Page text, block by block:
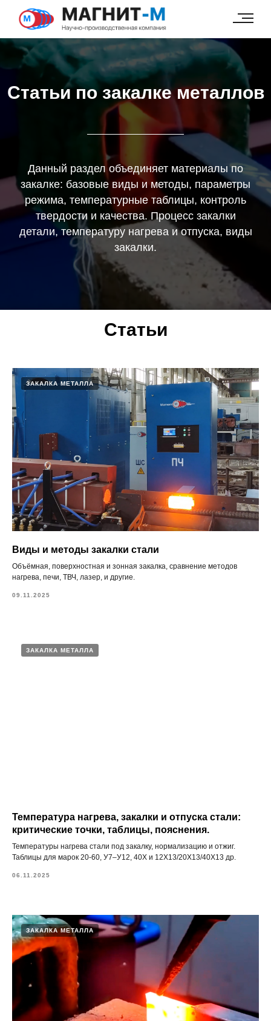
49e52ab7c347b60c
Статьи по закалке металлов
Данный раздел объединяет материалы по
закалке: базовые виды и методы, параметры
режима, температурные таблицы, контроль
твердости и качества. Процесс закалки
детали, температуру нагрева и отпуска, виды
закалки.
Статьи
ЗАКАЛКА МЕТАЛЛА
Виды и методы закалки стали
Объёмная, поверхностная и зонная закалка, сравнение методов
нагрева, печи, ТВЧ, лазер, и другие.
09.11.2025
ЗАКАЛКА МЕТАЛЛА
Температура нагрева, закалки и отпуска стали:
критические точки, таблицы, пояснения.
Температуры нагрева стали под закалку, нормализацию и отжиг.
Таблицы для марок 20-60, У7–У12, 40Х и 12Х13/20Х13/40Х13 др.
06.11.2025
ЗАКАЛКА МЕТАЛЛА